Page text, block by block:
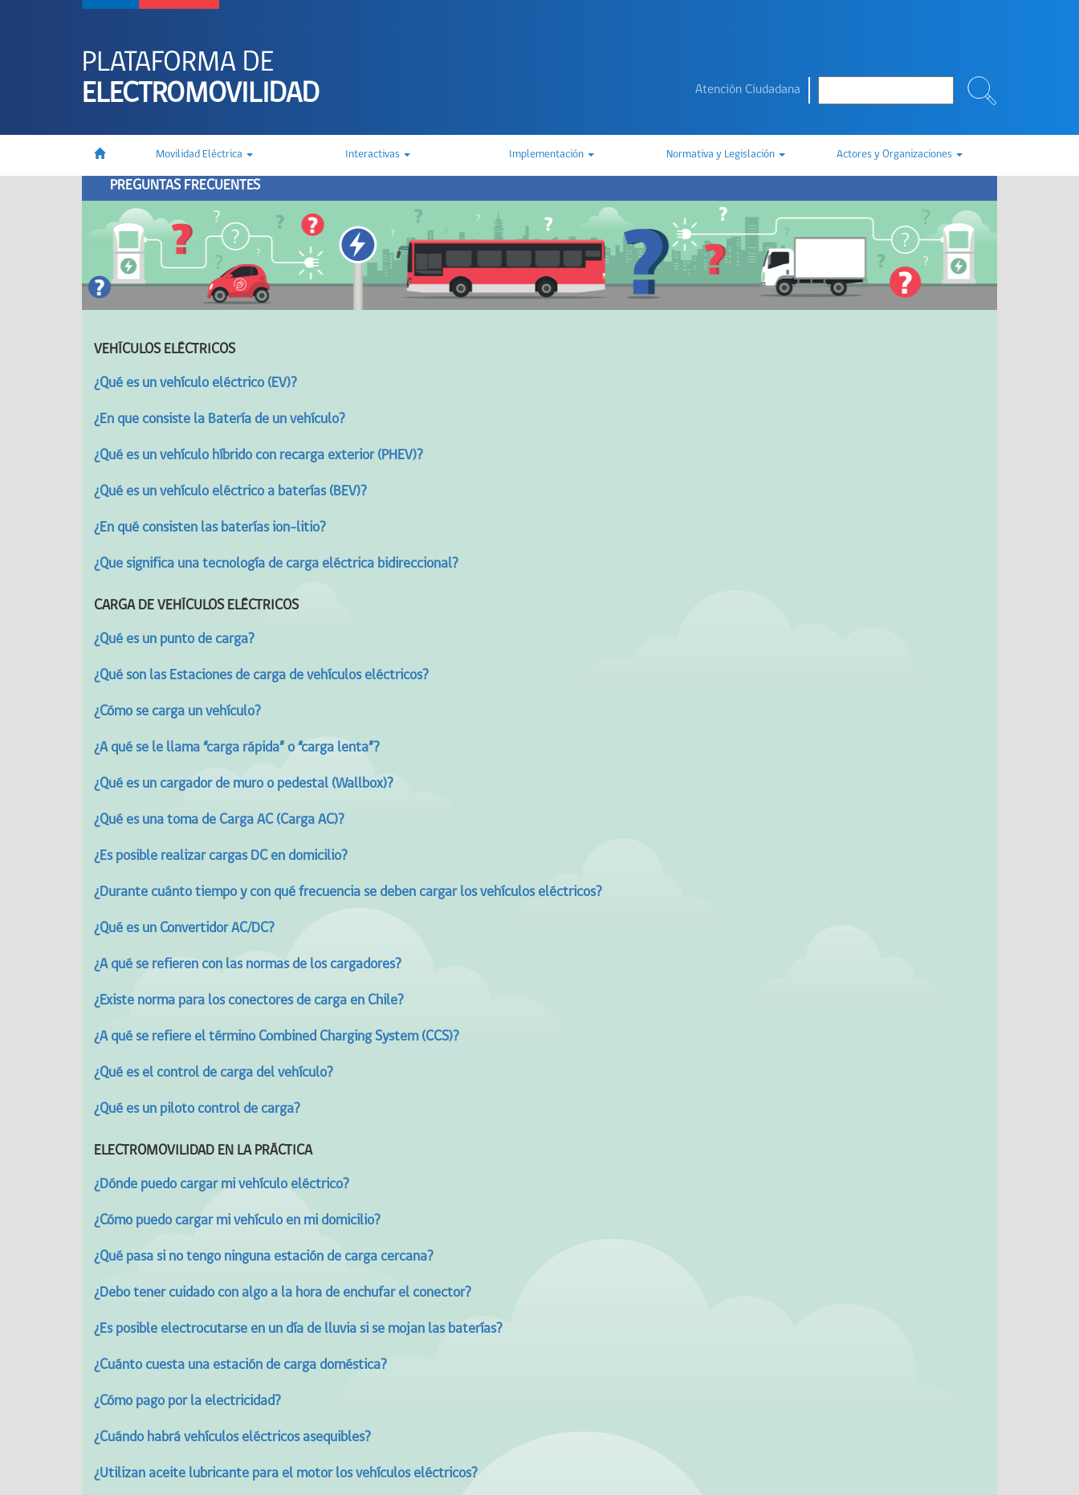
PLATAFORMA DE
ELECTROMOVILIDAD
Atención Ciudadana
Movilidad Eléctrica Interactivas Implementación Normativa y Legislación Actores y Organizaciones
PREGUNTAS FRECUENTES
VEHÍCULOS ELÉCTRICOS
¿Qué es un vehículo eléctrico (EV)?
¿En que consiste la Batería de un vehículo?
¿Qué es un vehículo híbrido con recarga exterior (PHEV)?
¿Qué es un vehículo eléctrico a baterías (BEV)?
¿En qué consisten las baterías ion-litio?
¿Que significa una tecnología de carga eléctrica bidireccional?
CARGA DE VEHÍCULOS ELÉCTRICOS
¿Qué es un punto de carga?
¿Qué son las Estaciones de carga de vehículos eléctricos?
¿Cómo se carga un vehículo?
¿A qué se le llama “carga rápida” o “carga lenta”?
¿Qué es un cargador de muro o pedestal (Wallbox)?
¿Qué es una toma de Carga AC (Carga AC)?
¿Es posible realizar cargas DC en domicilio?
¿Durante cuánto tiempo y con qué frecuencia se deben cargar los vehículos eléctricos?
¿Qué es un Convertidor AC/DC?
¿A qué se refieren con las normas de los cargadores?
¿Existe norma para los conectores de carga en Chile?
¿A qué se refiere el término Combined Charging System (CCS)?
¿Qué es el control de carga del vehículo?
¿Qué es un piloto control de carga?
ELECTROMOVILIDAD EN LA PRÁCTICA
¿Dónde puedo cargar mi vehículo eléctrico?
¿Cómo puedo cargar mi vehículo en mi domicilio?
¿Qué pasa si no tengo ninguna estación de carga cercana?
¿Debo tener cuidado con algo a la hora de enchufar el conector?
¿Es posible electrocutarse en un día de lluvia si se mojan las baterías?
¿Cuánto cuesta una estación de carga doméstica?
¿Cómo pago por la electricidad?
¿Cuándo habrá vehículos eléctricos asequibles?
¿Utilizan aceite lubricante para el motor los vehículos eléctricos?